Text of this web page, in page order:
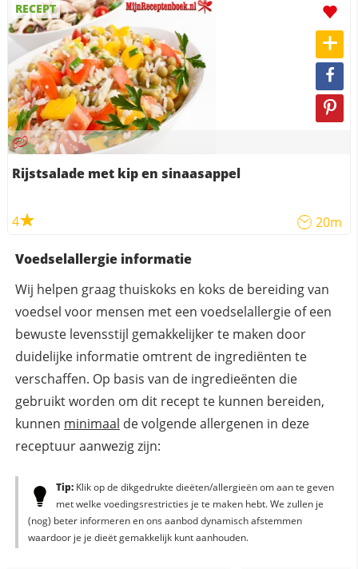
RECEPT
Rijstsalade met kip en sinaasappel
4 20m
Voedselallergie informatie
Wij helpen graag thuiskoks en koks de bereiding van
voedsel voor mensen met een voedselallergie of een
bewuste levensstijl gemakkelijker te maken door
duidelijke informatie omtrent de ingrediënten te
verschaffen. Op basis van de ingredieënten die
gebruikt worden om dit recept te kunnen bereiden,
kunnen minimaal de volgende allergenen in deze
receptuur aanwezig zijn:
Tip:Klik op de dikgedrukte dieëten/allergieën om aan te geven
met welke voedingsrestricties je te maken hebt. We zullen je
(nog) beter informeren en ons aanbod dynamisch afstemmen
waardoor je je dieët gemakkelijk kunt aanhouden.